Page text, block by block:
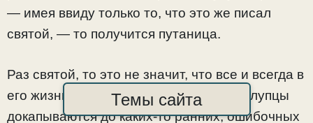
— имея ввиду только то, что это же писал
святой, — то получится путаница.
Раз святой, то это не значит, что все и всегда в
его жизни было правильно и свято. А глупцы
докапываются до каких-то ранних, ошибочных
Темы сайта